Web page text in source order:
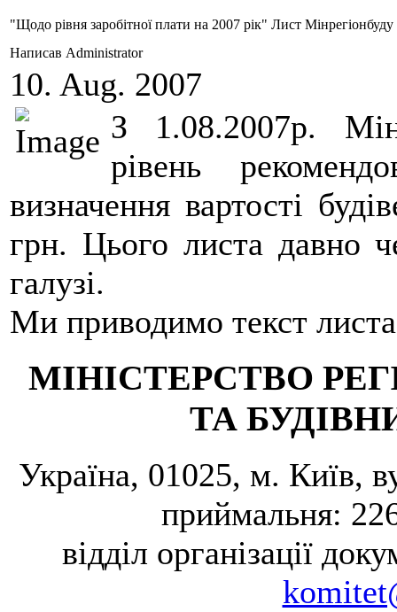
"Щодо рівня заробітної плати на 2007 рік" Лист
Написав Administrator
10. Aug. 2007
З 1.08.2007р.
рівень
визначення вартості
грн. Цього листа давно
галузі.
Ми приводимо текст
МІНІСТЕРСТВО
ТА
Україна, 01025, м. Київ,
приймальня:
відділ організації